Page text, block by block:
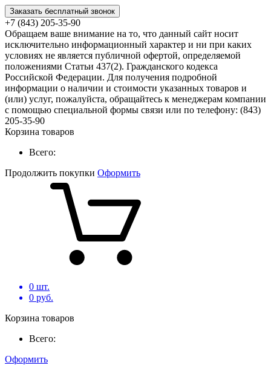
Заказать бесплатный звонок
+7 (843) 205-35-90
Обращаем ваше внимание на то, что данный сайт носит
исключительно информационный характер и ни при каких
условиях не является публичной офертой, определяемой
положениями Статьи 437(2). Гражданского кодекса
Российской Федерации. Для получения подробной
информации о наличии и стоимости указанных товаров и
(или) услуг, пожалуйста, обращайтесь к менеджерам компании
с помощью специальной формы связи или по телефону: (843)
205-35-90
Корзина товаров
Всего:
Продолжить покупки Оформить
0 шт.
0 руб.
Корзина товаров
Всего:
Оформить